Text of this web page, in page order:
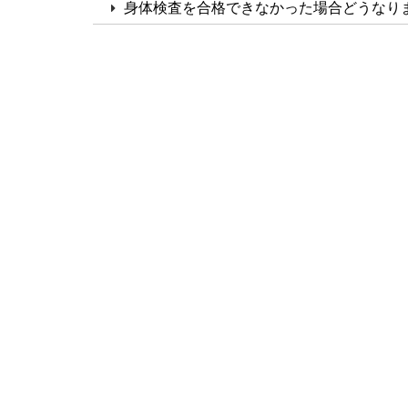
身体検査を合格できなかった場合どうなり